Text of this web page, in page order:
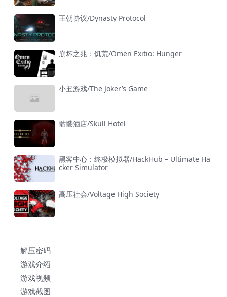
王朝协议/Dynasty Protocol
崩坏之兆：饥荒/Omen Exitio: Hunger
小丑游戏/The Joker’s Game
骷髅酒店/Skull Hotel
黑客中心：终极模拟器/HackHub – Ultimate Ha
cker Simulator
高压社会/Voltage High Society
解压密码
游戏介绍
游戏视频
游戏截图